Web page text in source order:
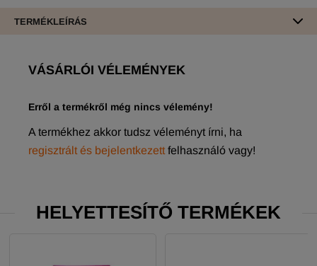
TERMÉKLEÍRÁS
VÁSÁRLÓI VÉLEMÉNYEK
Erről a termékről még nincs vélemény!
A termékhez akkor tudsz véleményt írni, ha
regisztrált és bejelentkezett felhasználó vagy!
HELYETTESÍTŐ TERMÉKEK